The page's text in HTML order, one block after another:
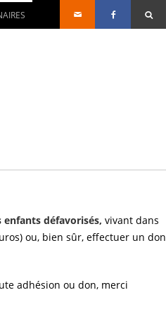
défavorisés, vivant dans
ou, bien sûr, effectuer un don
adhésion ou don, merci